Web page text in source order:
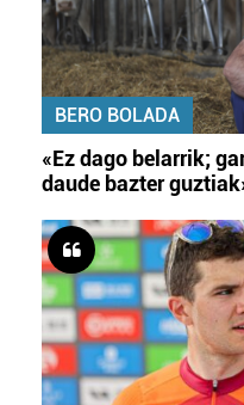
BERO BOLADA
«Ez dago belarrik;
daude bazter